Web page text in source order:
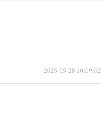
2025-05-28 10:09:02